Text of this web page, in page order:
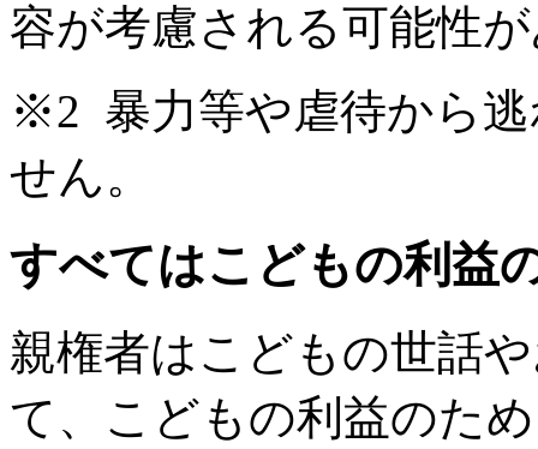
容が考慮される可能性
※2 暴力等や虐待から
せん。
すべてはこどもの利益
親権者はこどもの世話
て、こどもの利益のた